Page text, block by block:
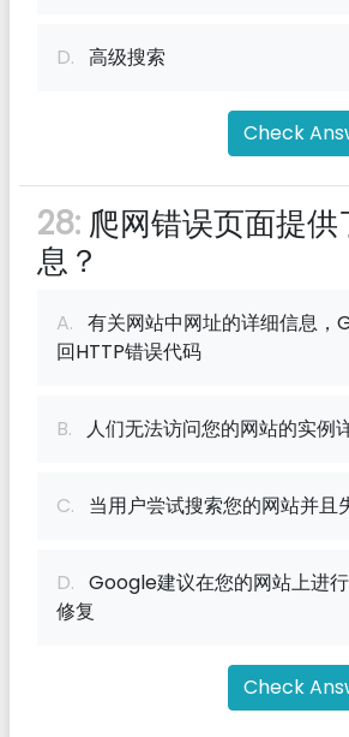
D. 高级搜索
Check
28: 爬网错误页面提
息？
A. 有关网站中网址的详细信息
回HTTP错误代码
B. 人们无法访问您的网站的实例
C. 当用户尝试搜索您的网站并且
D. Google建议在您的网站上进
修复
Check